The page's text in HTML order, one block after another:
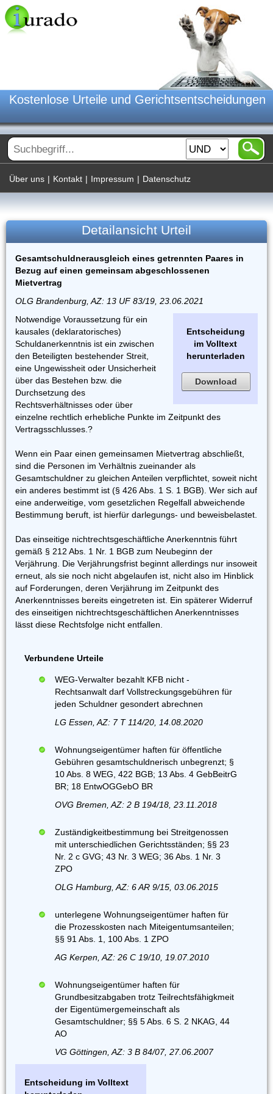
Kostenlose Urteile und Gerichtsentscheidungen
Über uns | Kontakt | Impressum | Datenschutz
Detailansicht Urteil
Gesamtschuldnerausgleich eines getrennten Paares in
Bezug auf einen gemeinsam abgeschlossenen
Mietvertrag
OLG Brandenburg, AZ: 13 UF 83/19, 23.06.2021
Entscheidung
im Volltext
herunterladen
Download
Notwendige Voraussetzung für ein
kausales (deklaratorisches)
Schuldanerkenntnis ist ein zwischen
den Beteiligten bestehender Streit,
eine Ungewissheit oder Unsicherheit
über das Bestehen bzw. die
Durchsetzung des
Rechtsverhältnisses oder über
einzelne rechtlich erhebliche Punkte im Zeitpunkt des
Vertragsschlusses.?
Wenn ein Paar einen gemeinsamen Mietvertrag abschließt,
sind die Personen im Verhältnis zueinander als
Gesamtschuldner zu gleichen Anteilen verpflichtet, soweit nicht
ein anderes bestimmt ist (§ 426 Abs. 1 S. 1 BGB). Wer sich auf
eine anderweitige, vom gesetzlichen Regelfall abweichende
Bestimmung beruft, ist hierfür darlegungs- und beweisbelastet.
Das einseitige nichtrechtsgeschäftliche Anerkenntnis führt
gemäß § 212 Abs. 1 Nr. 1 BGB zum Neubeginn der
Verjährung. Die Verjährungsfrist beginnt allerdings nur insoweit
erneut, als sie noch nicht abgelaufen ist, nicht also im Hinblick
auf Forderungen, deren Verjährung im Zeitpunkt des
Anerkenntnisses bereits eingetreten ist. Ein späterer Widerruf
des einseitigen nichtrechtsgeschäftlichen Anerkenntnisses
lässt diese Rechtsfolge nicht entfallen.
Verbundene Urteile
WEG-Verwalter bezahlt KFB nicht -
Rechtsanwalt darf Vollstreckungsgebühren für
jeden Schuldner gesondert abrechnen
LG Essen, AZ: 7 T 114/20, 14.08.2020
Wohnungseigentümer haften für öffentliche
Gebühren gesamtschuldnerisch unbegrenzt; §
10 Abs. 8 WEG, 422 BGB; 13 Abs. 4 GebBeitrG
BR; 18 EntwOGGebO BR
OVG Bremen, AZ: 2 B 194/18, 23.11.2018
Zuständigkeitbestimmung bei Streitgenossen
mit unterschiedlichen Gerichtsständen; §§ 23
Nr. 2 c GVG; 43 Nr. 3 WEG; 36 Abs. 1 Nr. 3
ZPO
OLG Hamburg, AZ: 6 AR 9/15, 03.06.2015
unterlegene Wohnungseigentümer haften für
die Prozesskosten nach Miteigentumsanteilen;
§§ 91 Abs. 1, 100 Abs. 1 ZPO
AG Kerpen, AZ: 26 C 19/10, 19.07.2010
Wohnungseigentümer haften für
Grundbesitzabgaben trotz Teilrechtsfähigkmeit
der Eigentümergemeinschaft als
Gesamtschuldner; §§ 5 Abs. 6 S. 2 NKAG, 44
AO
VG Göttingen, AZ: 3 B 84/07, 27.06.2007
Entscheidung im Volltext